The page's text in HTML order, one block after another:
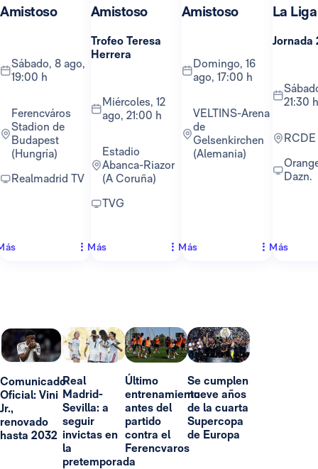
Amistoso
sábado, 8 ago,
19:00 h
Ferencváros
Stadion de
Budapest
(Hungría)
Realmadrid TV
Amistoso
Trofeo Teresa
Herrera
miércoles, 12
ago, 21:00 h
Estadio
Abanca-Riazor
(A Coruña)
TVG
Más
Amistoso
domingo, 16
ago, 17:00 h
VELTINS-Arena
de
Gelsenkirchen
(Alemania)
Más
La Liga
Jornada
sábado, 22 ago,
21:30 h
Orange TV y
Dazn.
Más
Comunicado
Oficial: Vini
Jr.,
renovado
hasta 2032
Real
Madrid-
Sevilla: a
seguir
invictas en
la
pretemporada
Último
entrenamiento
antes del
partido
contra el
Ferencvaros
Se cumplen
nueve años
de la cuarta
Supercopa
de Europa